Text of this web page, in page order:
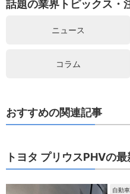
話題の業界トピックス・
ニュース
コラム
おすすめの関連記事
トヨタ プリウスPHVの
自動